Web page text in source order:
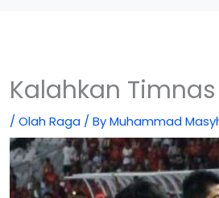
Kalahkan
/Olah Raga / ByMuhammad